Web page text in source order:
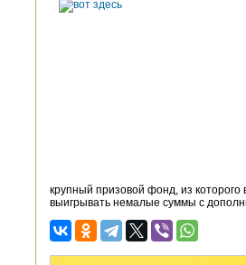
крупный призовой фонд, из
выигрывать немалые суммы с